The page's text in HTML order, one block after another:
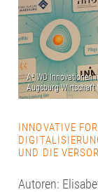
INNOVATIVE
UND DIE
Autoren: